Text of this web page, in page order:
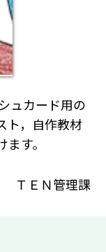
ュカード用の
ト，自作教材
す。
ＴＥＮ管理課